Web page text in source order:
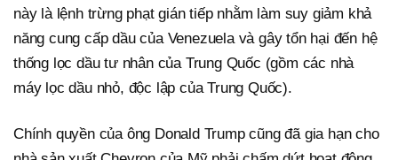
này là lệnh trừng phạt gián tiếp nhằm làm suy giảm khả
năng cung cấp dầu của Venezuela và gây tổn hại đến hệ
thống lọc dầu tư nhân của Trung Quốc (gồm các nhà
máy lọc dầu nhỏ, độc lập của Trung Quốc).
Chính quyền của ông Donald Trump cũng đã gia hạn cho